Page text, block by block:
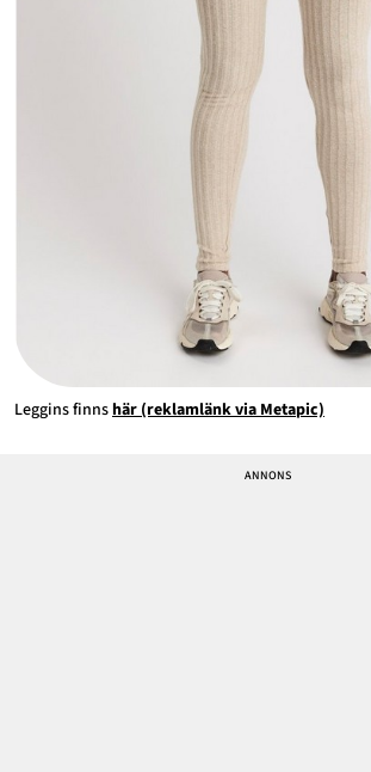
Leggins finnshär (reklamlänk via Metapic)